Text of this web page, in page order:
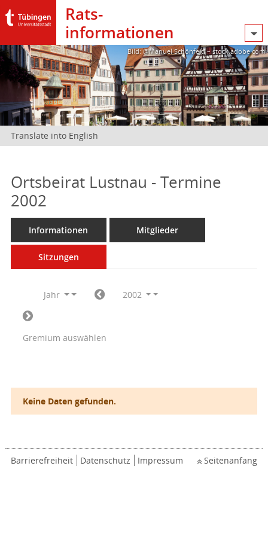
Rats­
informationen
Bild: @Manuel Schönfeld – stock.adobe.com
Translate into English
Ortsbeirat Lustnau - Termine
2002
Informationen Mitglieder
Sitzungen
Jahr 2002
Gremium auswählen
Keine Daten gefunden.
Barrierefreiheit Datenschutz Impressum Seitenanfang